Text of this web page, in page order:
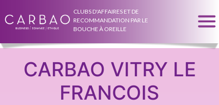
CLUBS D'AFFAIRES ET DE
RECOMMANDATION PAR LE
BOUCHE À OREILLE
CARBAO VITRY LE
FRANCOIS